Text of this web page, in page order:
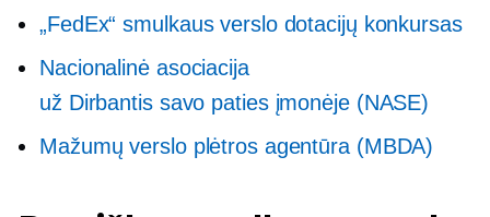
„FedEx“ smulkaus verslo dotacijų konkursas
Nacionalinė asociacija
už Dirbantis savo paties įmonėje(NASE)
Mažumų verslo plėtros agentūra (MBDA)